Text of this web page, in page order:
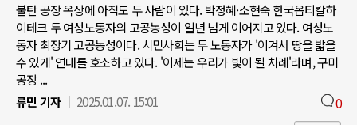
불탄 공장 옥상에 아직도 두 사람이 있다. 박정혜·소현숙 한국옵티칼하
이테크 두 여성노동자의 고공농성이 일년 넘게 이어지고 있다. 여성노
동자 최장기 고공농성이다. 시민사회는 두 노동자가 '이겨서 땅을 밟을
수 있게' 연대를 호소하고 있다. '이제는 우리가 빛이 될 차례'라며, 구미
공장 ...
류민 기자
2025.01.07. 15:01 0